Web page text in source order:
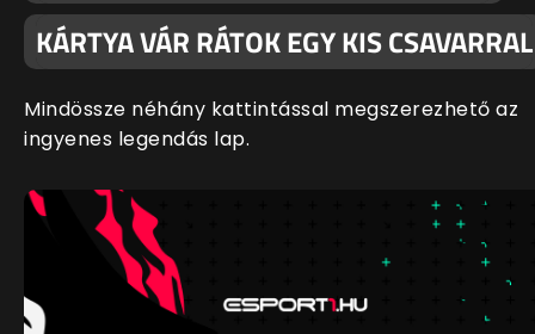
KÁRTYA VÁR RÁTOK EGY KIS CSAVARRAL
Mindössze néhány kattintással megszerezhető az
ingyenes legendás lap.